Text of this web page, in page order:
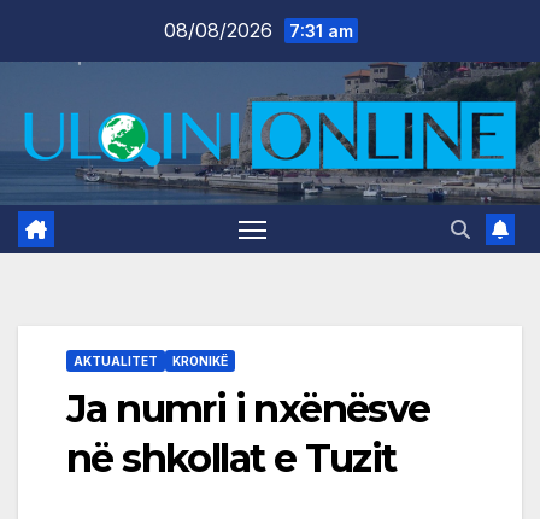
08/08/2026 7:31 am
AKTUALITET KRONIKË
Ja numri i nxënësve
në shkollat e Tuzit